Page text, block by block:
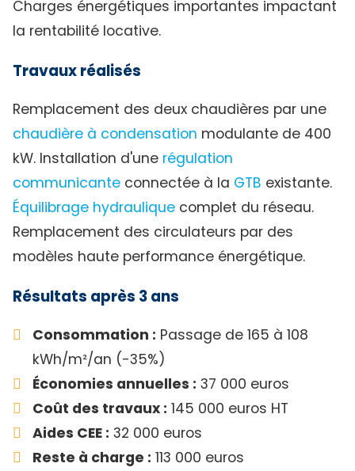
Charges énergétiques importantes impactant
la rentabilité locative.
Travaux réalisés
Remplacement des deux chaudières par une
chaudière à condensation modulante de 400
kW. Installation d'une régulation
communicante connectée à la GTB existante.
Équilibrage hydraulique complet du réseau.
Remplacement des circulateurs par des
modèles haute performance énergétique.
Résultats après 3 ans
Consommation : Passage de 165 à 108
kWh/m²/an (-35%)
Économies annuelles : 37 000 euros
Coût des travaux : 145 000 euros HT
Aides CEE : 32 000 euros
Reste à charge : 113 000 euros